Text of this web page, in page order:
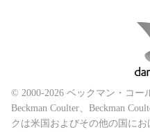
© 2000-2026 ベックマン・コー
Beckman Coulter、Beckman
クは米国およびその他の国にお